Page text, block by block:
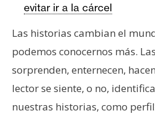
evitar ir a la cárcel
Las historias cambian el
podemos conocernos más.
sorprenden, enternecen,
lector se siente, o no,
nuestras historias, como